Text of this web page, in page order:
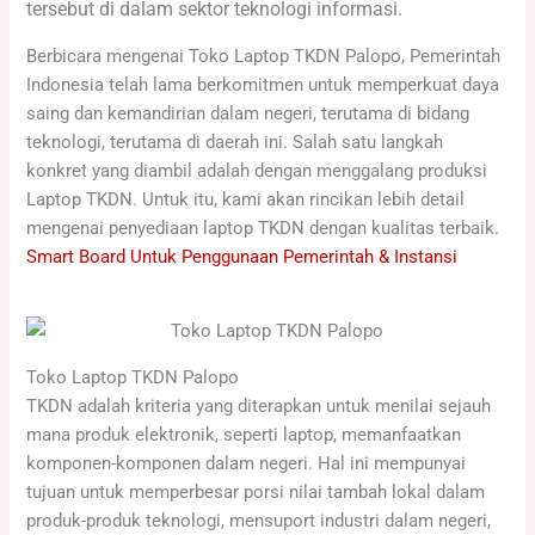
tersebut di dalam sektor teknologi informasi.
Berbicara mengenai Toko Laptop TKDN Palopo, Pemerintah
Indonesia telah lama berkomitmen untuk memperkuat daya
saing dan kemandirian dalam negeri, terutama di bidang
teknologi, terutama di daerah ini. Salah satu langkah
konkret yang diambil adalah dengan menggalang produksi
Laptop TKDN. Untuk itu, kami akan rincikan lebih detail
mengenai penyediaan laptop TKDN dengan kualitas terbaik.
Smart Board Untuk Penggunaan Pemerintah & Instansi
Toko Laptop TKDN Palopo
TKDN adalah kriteria yang diterapkan untuk menilai sejauh
mana produk elektronik, seperti laptop, memanfaatkan
komponen-komponen dalam negeri. Hal ini mempunyai
tujuan untuk memperbesar porsi nilai tambah lokal dalam
produk-produk teknologi, mensuport industri dalam negeri,